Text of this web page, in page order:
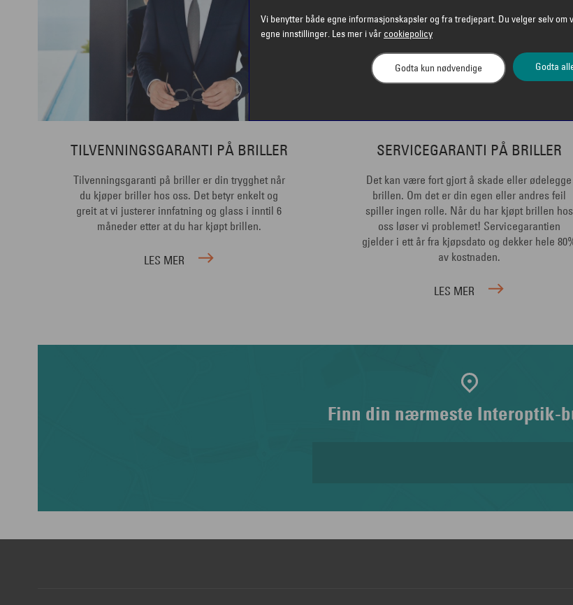
TILVENNINGSGARANTI PÅ BRILLER
Tilvenningsgaranti på briller er din trygghet når
du kjøper briller hos oss. Det betyr enkelt og
greit at vi justerer innfatning og glass i inntil 6
måneder etter at du har kjøpt brillen.
LES MER
SERVICEGARANTI PÅ BRILLER
Det kan være fort gjort å skade eller ødelegge
brillen. Om det er din egen eller andres feil
spiller ingen rolle. Når du har kjøpt brillen hos
oss løser vi problemet! Servicegarantien
gjelder i ett år fra kjøpsdato og dekker hele
av kostnaden.
LES MER
Finn din nærmeste Interoptik-
Vi benytter både egne informasjonskapsler og fra tredjepart. Du velger selv om
egne innstillinger. Les mer i vår cookiepolicy
Godta
Godta kun nødvendige